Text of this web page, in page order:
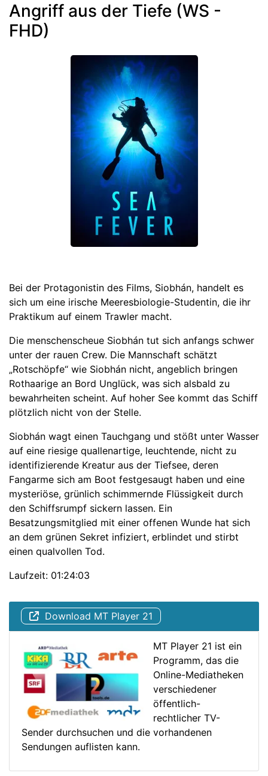
Angriff aus der Tiefe (WS -
FHD)
Bei der Protagonistin des Films, Siobhán, handelt es
sich um eine irische Meeresbiologie-Studentin, die ihr
Praktikum auf einem Trawler macht.
Die menschenscheue Siobhán tut sich anfangs schwer
unter der rauen Crew. Die Mannschaft schätzt
„Rotschöpfe“ wie Siobhán nicht, angeblich bringen
Rothaarige an Bord Unglück, was sich alsbald zu
bewahrheiten scheint. Auf hoher See kommt das Schiff
plötzlich nicht von der Stelle.
Siobhán wagt einen Tauchgang und stößt unter Wasser
auf eine riesige quallenartige, leuchtende, nicht zu
identifizierende Kreatur aus der Tiefsee, deren
Fangarme sich am Boot festgesaugt haben und eine
mysteriöse, grünlich schimmernde Flüssigkeit durch
den Schiffsrumpf sickern lassen. Ein
Besatzungsmitglied mit einer offenen Wunde hat sich
an dem grünen Sekret infiziert, erblindet und stirbt
einen qualvollen Tod.
Laufzeit: 01:24:03
Download MT Player 21
MT Player 21 ist ein
Programm, das die
Online-Mediatheken
verschiedener
öffentlich-
rechtlicher TV-
Sender durchsuchen und die vorhandenen
Sendungen auflisten kann.